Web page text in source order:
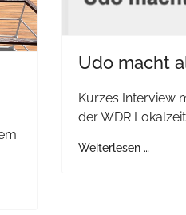
Udo macht
Kurzes Interview
der WDR Lokalzeit
Weiterlesen …